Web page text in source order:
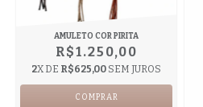
AMULETO COR PIRITA
R$1.250,00
2X DE R$625,00 SEM JUROS